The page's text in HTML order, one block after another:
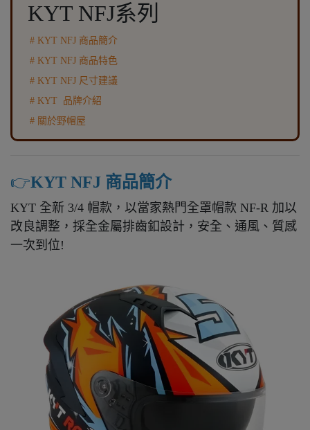
KYT NFJ系列
# KYT NFJ 商品簡介
# KYT NFJ 商品特色
# KYT NFJ 尺寸建議
# KYT 品牌介紹
# 關於野帽屋
👉️KYT NFJ 商品簡介
KYT 全新 3/4 帽款，以當家熱門全罩帽款 NF-R 加以
改良調整，採全金屬排齒釦設計，安全、通風、質感
一次到位!